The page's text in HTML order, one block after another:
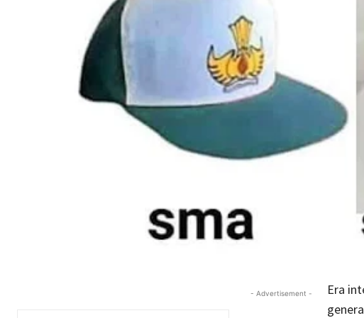
- Advertisement -
Era